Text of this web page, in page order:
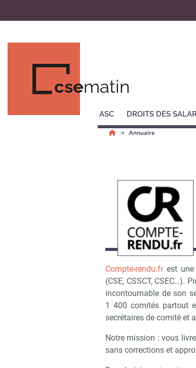
csematin
ASC DROITS DES
Annuaire
Compte-rendu.frest une
(CSE, CSSCT, CSEC…).
incontournable de son
1 400 comités partout
secrétaires de comité et
Notre mission : vous
sans corrections et